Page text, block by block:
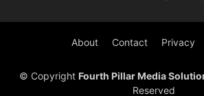
About Contact Privacy
© Copyright Fourth Pillar Media
Reserved